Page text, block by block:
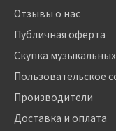
Отзывы о нас
Публичная оферта
Скупка
Пользовательское
Производители
Доставка и оплата